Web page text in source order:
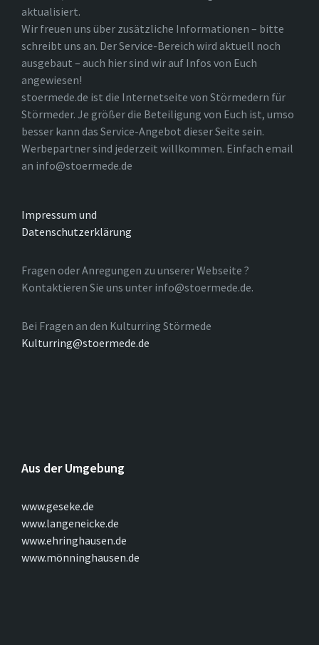
aktualisiert.
Wir freuen uns über zusätzliche Informationen – bitte
schreibt uns an. Der Service-Bereich wird aktuell noch
ausgebaut – auch hier sind wir auf Infos von Euch
angewiesen!
stoermede.de ist die Internetseite von Störmedern für
Störmeder. Je größer die Beteiligung von Euch ist, umso
besser kann das Service-Angebot dieser Seite sein.
Werbepartner sind jederzeit willkommen. Einfach email
an info@stoermede.de
Impressum und
Datenschutzerklärung
Fragen oder Anregungen zu unserer Webseite ?
Kontaktieren Sie uns unter info@stoermede.de.
Bei Fragen an den Kulturring Störmede
Kulturring@stoermede.de
Aus der Umgebung
www.geseke.de
www.langeneicke.de
www.ehringhausen.de
www.mönninghausen.de